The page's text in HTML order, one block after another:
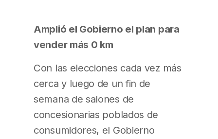
Amplió el Gobierno el plan para
vender más 0 km
Con las elecciones cada vez más
cerca y luego de un fin de
semana de salones de
concesionarias poblados de
consumidores, el Gobierno